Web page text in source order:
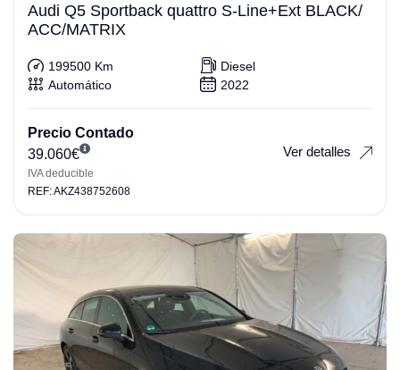
Audi Q5 Sportback quattro S-Line+Ext BLACK/
ACC/MATRIX
199500 Km
Diesel
Automático
2022
Precio Contado
39.060€
IVA deducible
Ver detalles
REF: AKZ438752608